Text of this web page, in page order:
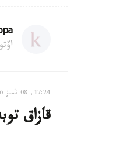
17:24, 08 تامىز 2026
قازاق